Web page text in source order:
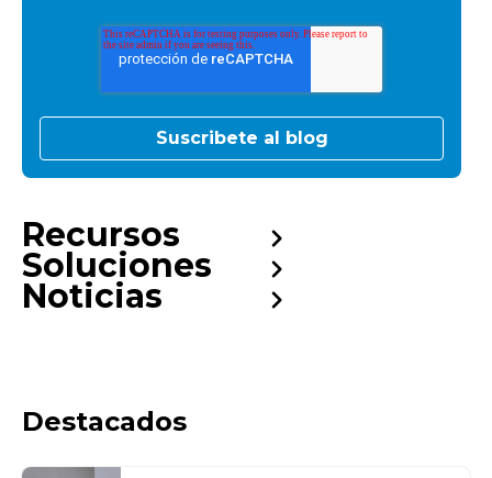
Recursos
Soluciones
Noticias
Destacados